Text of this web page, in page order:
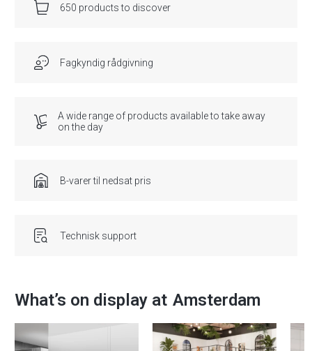
650 products to discover
Fagkyndig rådgivning
A wide range of products available to take away
on the day
B-varer til nedsat pris
Technisk support
What’s on display at Amsterdam